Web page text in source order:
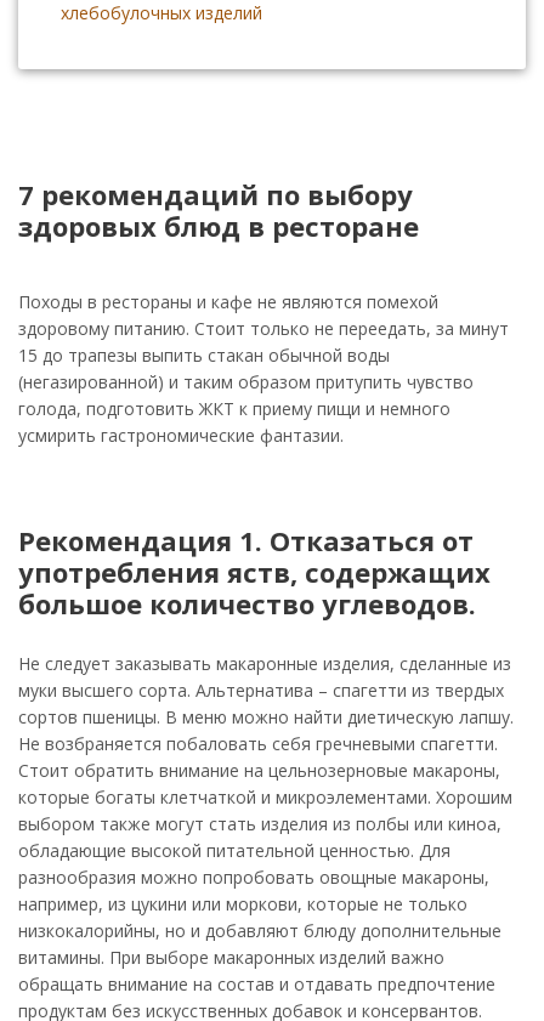
хлебобулочных изделий
7 рекомендаций по выбору
здоровых блюд в ресторане
Походы в рестораны и кафе не являются помехой
здоровому питанию. Стоит только не переедать, за минут
15 до трапезы выпить стакан обычной воды
(негазированной) и таким образом притупить чувство
голода, подготовить ЖКТ к приему пищи и немного
усмирить гастрономические фантазии.
Рекомендация 1. Отказаться от
употребления яств, содержащих
большое количество углеводов.
Не следует заказывать макаронные изделия, сделанные из
муки высшего сорта. Альтернатива – спагетти из твердых
сортов пшеницы. В меню можно найти диетическую лапшу.
Не возбраняется побаловать себя гречневыми спагетти.
Стоит обратить внимание на цельнозерновые макароны,
которые богаты клетчаткой и микроэлементами. Хорошим
выбором также могут стать изделия из полбы или киноа,
обладающие высокой питательной ценностью. Для
разнообразия можно попробовать овощные макароны,
например, из цукини или моркови, которые не только
низкокалорийны, но и добавляют блюду дополнительные
витамины. При выборе макаронных изделий важно
обращать внимание на состав и отдавать предпочтение
продуктам без искусственных добавок и консервантов.